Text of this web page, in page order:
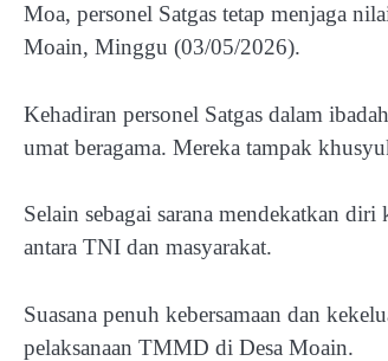
Moa, personel Satgas tetap menjaga
Moain, Minggu (03/05/2026).
Kehadiran personel Satgas dalam
umat beragama. Mereka tampak
Selain sebagai sarana mendekatkan
antara TNI dan masyarakat.
Suasana penuh kebersamaan dan
pelaksanaan TMMD di Desa Moain.